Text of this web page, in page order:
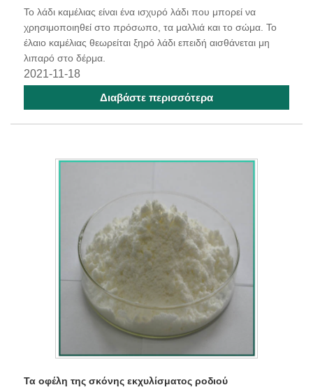
Το λάδι καμέλιας είναι ένα ισχυρό λάδι που μπορεί να
χρησιμοποιηθεί στο πρόσωπο, τα μαλλιά και το σώμα. Το
έλαιο καμέλιας θεωρείται ξηρό λάδι επειδή αισθάνεται μη
λιπαρό στο δέρμα.
2021-11-18
Διαβάστε περισσότερα
Τα οφέλη της σκόνης εκχυλίσματος ροδιού